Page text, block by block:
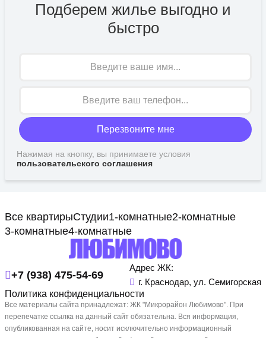
Подберем жилье выгодно и
быстро
Перезвоните мне
Нажимая на кнопку, вы принимаете условия
пользовательского соглашения
Все квартирыСтудии1-комнатные2-комнатные
3-комнатные4-комнатные
Адрес ЖК:
г. Краснодар, ул. Семигорская
+7 (938) 475-54-69
Политика конфиденциальности
Все материалы сайта принадлежат: ЖК "Микрорайон Любимово". При
перепечатке ссылка на данный сайт обязательна. Вся информация,
опубликованная на сайте, носит исключительно информационный